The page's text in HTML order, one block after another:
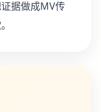
据做成MV传